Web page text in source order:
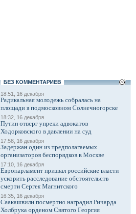
БЕЗ КОМMЕНТАРИЕВ
18:51, 16 декабря
Радикальная молодежь собралась на
площади в подмосковном Солнечногорске
18:32, 16 декабря
Путин отверг упреки адвокатов
Ходорковского в давлении на суд
17:58, 16 декабря
Задержан один из предполагаемых
организаторов беспорядков в Москве
17:10, 16 декабря
Европарламент призвал российские власти
ускорить расследование обстоятельств
смерти Сергея Магнитского
16:35, 16 декабря
Саакашвили посмертно наградил Ричарда
Холбрука орденом Святого Георгия